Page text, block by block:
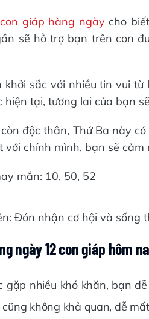
giáp hàng ngày cho
sẽ hỗ trợ bạn trên con
khởi sắc với nhiều tin vui
hiện tại, tương lai của bạn
độc thân, Thứ Ba này
với chính mình, bạn sẽ
mắn: 10, 50, 52
Đón nhận cơ hội và
ngày 12 con giáp hôm
gặp nhiều khó khăn, bạn
không khả quan, dễ